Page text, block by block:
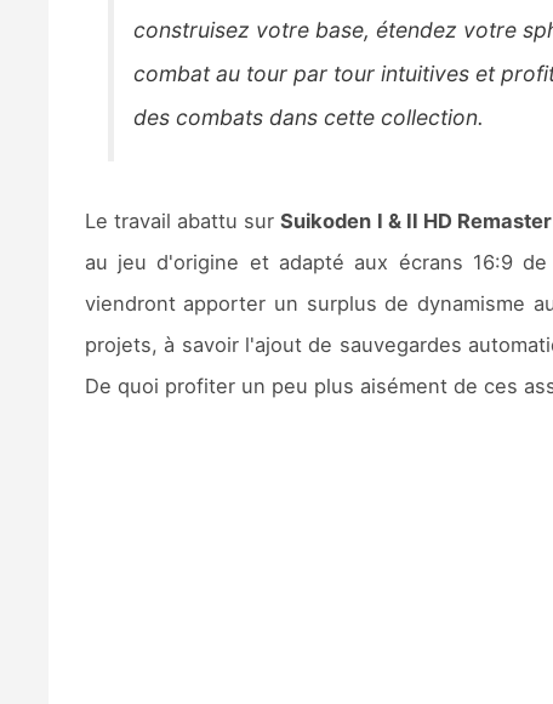
construisez votre base, étendez votre
combat au tour par tour intuitives et
des combats dans cette collection.
Le travail abattu surSuikoden I & II HD Remaster
au jeu d'origine et adapté aux écrans 16:9
viendront apporter un surplus de dynamisme
projets, à savoir l'ajout de sauvegardes
De quoi profiter un peu plus aisément de ces